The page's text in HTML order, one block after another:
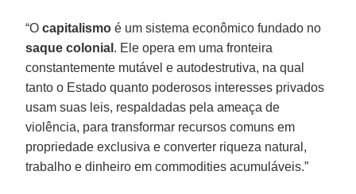
“Ocapitalismo é um sistema econômico fundado no
saque colonial . Ele opera em uma fronteira
constantemente mutável e autodestrutiva, na qual
tanto o Estado quanto poderosos interesses privados
usam suas leis, respaldadas pela ameaça de
violência, para transformar recursos comuns em
propriedade exclusiva e converter riqueza natural,
trabalho e dinheiro em commodities acumuláveis.”